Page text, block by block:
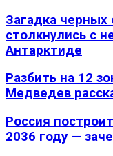
Загадка черных
столкнулись с
Антарктиде
Разбить на 12
Медведев
Россия
2036 году —